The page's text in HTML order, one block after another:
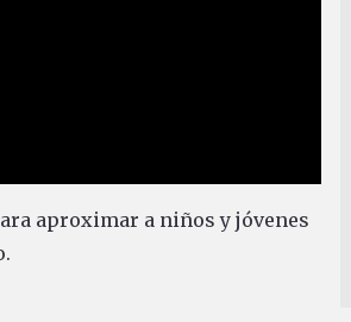
aproximar a niños y jóvenes